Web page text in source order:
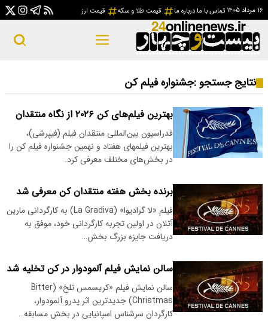
۱۶ مرداد ۱۴۰۵ تماس با ما درباره ما قیمت طلا و سکه قیمت ارز
نتایج جستجو :جشنواره فیلم کن
بهترین فیلم‌های کن ۲۰۲۶ از نگاه منتقدان
فدراسیون بین‌المللی منتقدان فیلم (فیپرشی)،
بهترین فیلمهای هفتاد و نهمین جشنواره فیلم کن را
در بخش‌های مختلف معرفی کرد.
برنده بخش هفته منتقدان کن معرفی شد
فیلم «لا گرادیوا» (La Gradiva) به کارگردانی مارین
آتلان در اولین تجربه کارگردانی خود، موفق به
دریافت جایزه بزرگ بخش…
سالن نمایش فیلم آلمودوار در کن تخلیه شد
سالن نمایش فیلم «کریسمس تلخ» (Bitter
Christmas) جدیدترین اثر پدرو آلمودوار،
کارگردان سرشناس اسپانیایی در بخش مسابقه…